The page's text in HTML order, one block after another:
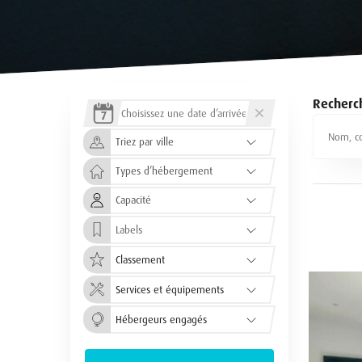
7
Labels
Classement
Services et équipements
Hébergeurs engagés